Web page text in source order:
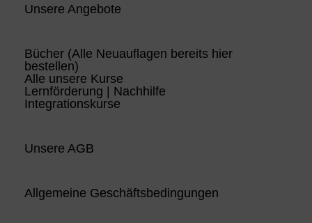
Unsere Angebote
Bücher (Alle Neuauflagen bereits hier
bestellen)
Alle unsere Kurse
Lernförderung | Nachhilfe
Integrationskurse
Unsere AGB
Allgemeine Geschäftsbedingungen